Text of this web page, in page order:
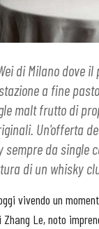
di Milano dove
a fine
malt frutto di
Un'offerta
sempre da single
di un whisky
vivendo un
Le, noto